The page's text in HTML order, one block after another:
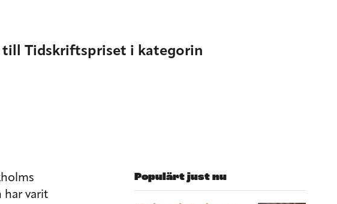
Tidskriftspriset i kategorin
har varit
Populärt just nu